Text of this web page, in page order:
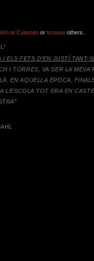
at Calaméo or browse others.
I ELS FETS D’EN JUSTÍ TANT-
I TORRES,
VA SER LA MEVA
EN AQUELLA ÈPOCA,
L’ESCOLA TOT ERA EN